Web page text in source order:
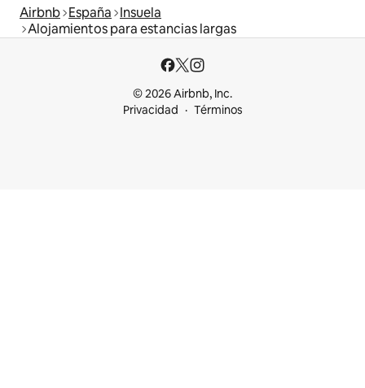
Airbnb España Insuela
Alojamientos para estancias largas
© 2026 Airbnb, Inc.
Privacidad
Términos